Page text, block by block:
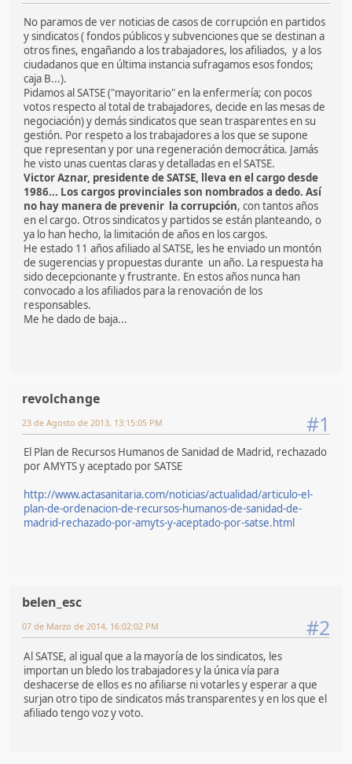
No paramos de ver noticias de casos de corrupción en partidos
y sindicatos ( fondos públicos y subvenciones que se destinan a
otros fines, engañando a los trabajadores, los afiliados, y a los
ciudadanos que en última instancia sufragamos esos fondos;
caja B...).
Pidamos al SATSE ("mayoritario" en la enfermería; con pocos
votos respecto al total de trabajadores, decide en las mesas de
negociación) y demás sindicatos que sean trasparentes en su
gestión. Por respeto a los trabajadores a los que se supone
que representan y por una regeneración democrática. Jamás
he visto unas cuentas claras y detalladas en el SATSE.
Victor Aznar, presidente de SATSE, lleva en el cargo desde
1986... Los cargos provinciales son nombrados a dedo. Así
no hay manera de prevenir la corrupción, con tantos años
en el cargo. Otros sindicatos y partidos se están planteando, o
ya lo han hecho, la limitación de años en los cargos.
He estado 11 años afiliado al SATSE, les he enviado un montón
de sugerencias y propuestas durante un año. La respuesta ha
sido decepcionante y frustrante. En estos años nunca han
convocado a los afiliados para la renovación de los
responsables.
Me he dado de baja...
revolchange
#1
23 de Agosto de 2013, 13:15:05 PM
El Plan de Recursos Humanos de Sanidad de Madrid, rechazado
por AMYTS y aceptado por SATSE
http://www.actasanitaria.com/noticias/actualidad/articulo-el-
plan-de-ordenacion-de-recursos-humanos-de-sanidad-de-
madrid-rechazado-por-amyts-y-aceptado-por-satse.html
belen_esc
#2
07 de Marzo de 2014, 16:02:02 PM
Al SATSE, al igual que a la mayoría de los sindicatos, les
importan un bledo los trabajadores y la única vía para
deshacerse de ellos es no afiliarse ni votarles y esperar a que
surjan otro tipo de sindicatos más transparentes y en los que el
afiliado tengo voz y voto.